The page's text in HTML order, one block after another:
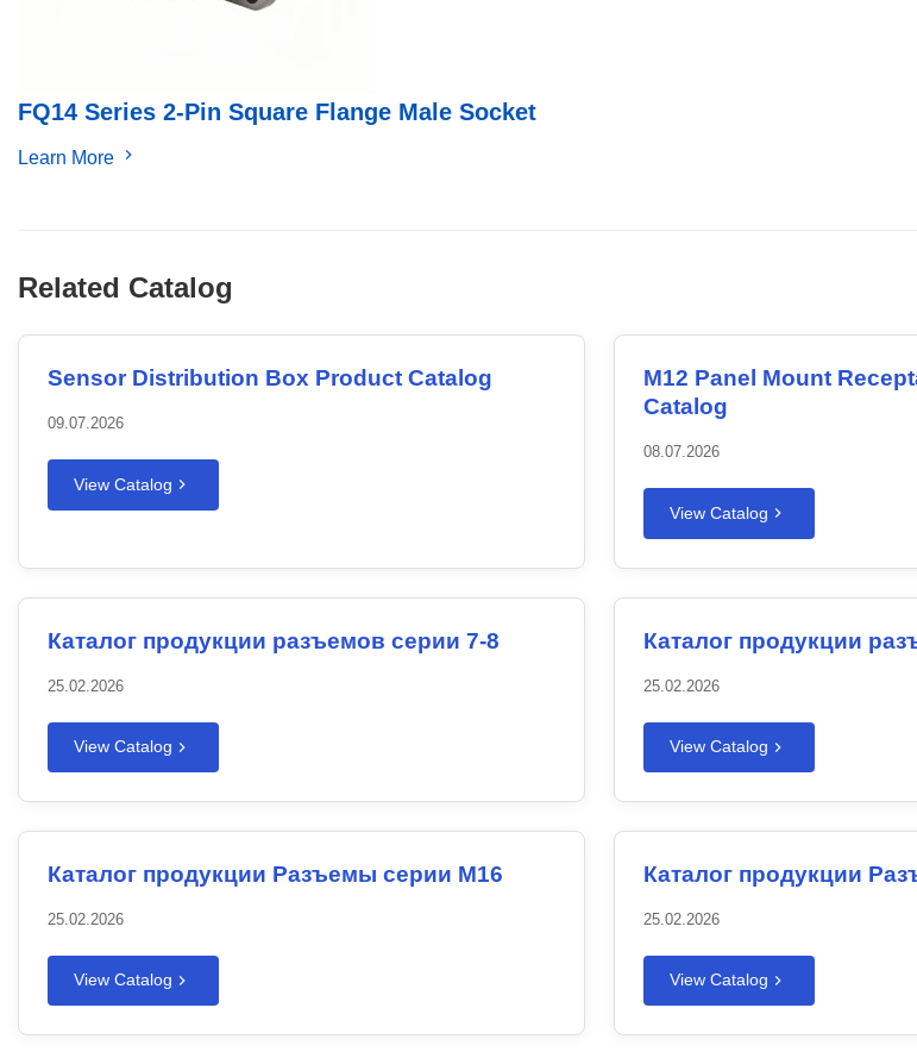
FQ14 Series 2-Pin Square Flange Male Socket
Learn More
Related Catalog
Sensor Distribution Box Product Catalog
09.07.2026
View Catalog
M12 Panel Mount
Catalog
08.07.2026
View Catalog
Каталог продукции разъемов серии 7-8
25.02.2026
View Catalog
Каталог продукции
25.02.2026
View Catalog
Каталог продукции Разъемы серии M16
25.02.2026
View Catalog
Каталог продукции
25.02.2026
View Catalog